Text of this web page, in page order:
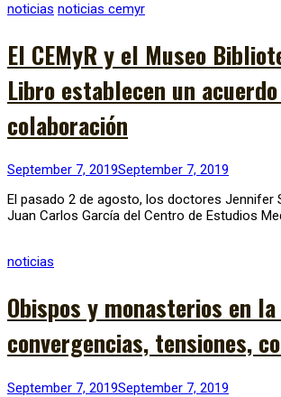
noticias noticias cemyr
El CEMyR y el Museo
Libro establecen un
colaboración
September 7, 2019September 7, 2019
El pasado 2 de agosto, los doctores Jennifer
Juan Carlos García del Centro de Estudios
noticias
Obispos y monasterios en
convergencias, tensiones,
September 7, 2019September 7, 2019